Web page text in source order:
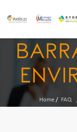
Home/ FAQ